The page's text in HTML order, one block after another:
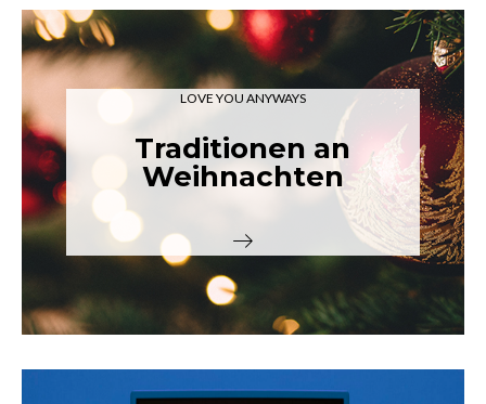
LOVE YOU ANYWAYS
Traditionen an
Weihnachten